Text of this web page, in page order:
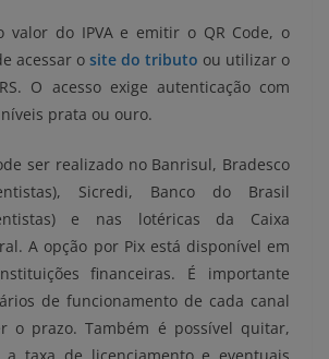
valor do IPVA e emitir o QR Code, o
acessar o site do tributo ou utilizar o
O acesso exige autenticação com
prata ou ouro.
ser realizado no Banrisul, Bradesco
Sicredi, Banco do Brasil
e nas lotéricas da Caixa
A opção por Pix está disponível em
financeiras. É importante
de funcionamento de cada canal
o prazo. Também é possível quitar,